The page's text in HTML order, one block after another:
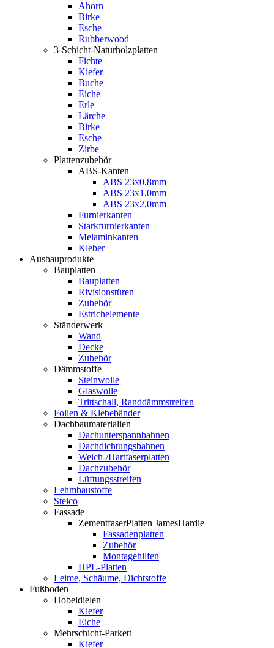
Ahorn
Birke
Esche
Rubberwood
3-Schicht-Naturholzplatten
Fichte
Kiefer
Buche
Eiche
Erle
Lärche
Birke
Esche
Zirbe
Plattenzubehör
ABS-Kanten
ABS 23x0,8mm
ABS 23x1,0mm
ABS 23x2,0mm
Furnierkanten
Starkfurnierkanten
Melaminkanten
Kleber
Ausbauprodukte
Bauplatten
Bauplatten
Rivisionstüren
Zubehör
Estrichelemente
Ständerwerk
Wand
Decke
Zubehör
Dämmstoffe
Steinwolle
Glaswolle
Trittschall, Randdämmstreifen
Folien & Klebebänder
Dachbaumaterialien
Dachunterspannbahnen
Dachdichtungsbahnen
Weich-/Hartfaserplatten
Dachzubehör
Lüftungsstreifen
Lehmbaustoffe
Steico
Fassade
ZementfaserPlatten JamesHardie
Fassadenplatten
Zubehör
Montagehilfen
HPL-Platten
Leime, Schäume, Dichtstoffe
Fußboden
Hobeldielen
Kiefer
Eiche
Mehrschicht-Parkett
Kiefer